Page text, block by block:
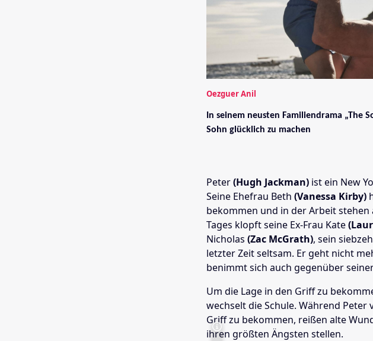
Oezguer Anil
In seinem neusten Familiendrama „The
Sohn glücklich zu machen
Peter(Hugh Jackman) ist ein New
Seine Ehefrau Beth (Vanessa Kirby)
bekommen und in der Arbeit
Tages klopft seine Ex-Frau Kate
Nicholas (Zac McGrath), sein
letzter Zeit seltsam. Er geht nicht
benimmt sich auch gegenüber
Um die Lage in den Griff zu
wechselt die Schule. Während Peter
Griff zu bekommen, reißen alte
ihren größten Ängsten stellen.